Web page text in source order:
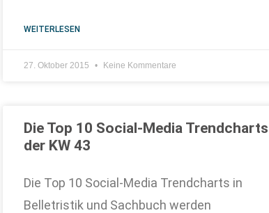
WEITERLESEN
27. Oktober 2015 Keine Kommentare
Die Top 10 Social-Media Trendcharts
der KW 43
Die Top 10 Social-Media Trendcharts in
Belletristik und Sachbuch werden